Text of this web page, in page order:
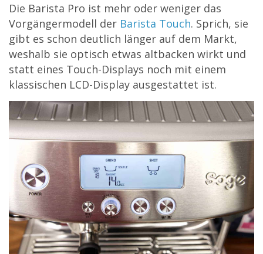
Die Barista Pro ist mehr oder weniger das
Vorgängermodell der Barista Touch. Sprich, sie
gibt es schon deutlich länger auf dem Markt,
weshalb sie optisch etwas altbacken wirkt und
statt eines Touch-Displays noch mit einem
klassischen LCD-Display ausgestattet ist.